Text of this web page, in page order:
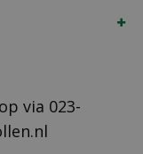
via 023-